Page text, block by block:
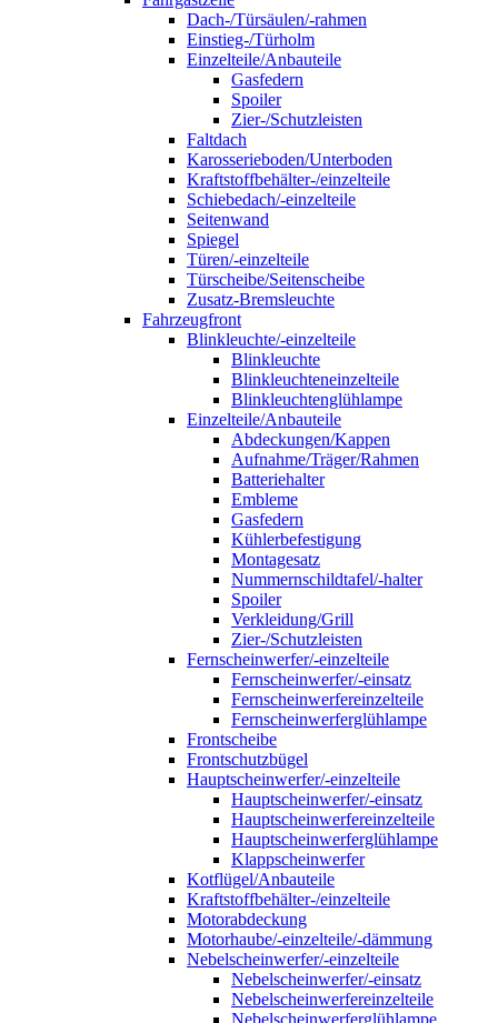
Dach-/Türsäulen/-rahmen
Einstieg-/Türholm
Einzelteile/Anbauteile
Gasfedern
Spoiler
Zier-/Schutzleisten
Faltdach
Karosserieboden/Unterboden
Kraftstoffbehälter-/einzelteile
Schiebedach/-einzelteile
Seitenwand
Spiegel
Türen/-einzelteile
Türscheibe/Seitenscheibe
Zusatz-Bremsleuchte
Fahrzeugfront
Blinkleuchte/-einzelteile
Blinkleuchte
Blinkleuchteneinzelteile
Blinkleuchtenglühlampe
Einzelteile/Anbauteile
Abdeckungen/Kappen
Aufnahme/Träger/Rahmen
Batteriehalter
Embleme
Gasfedern
Kühlerbefestigung
Montagesatz
Nummernschildtafel/-halter
Spoiler
Verkleidung/Grill
Zier-/Schutzleisten
Fernscheinwerfer/-einzelteile
Fernscheinwerfer/-einsatz
Fernscheinwerfereinzelteile
Fernscheinwerferglühlampe
Frontscheibe
Frontschutzbügel
Hauptscheinwerfer/-einzelteile
Hauptscheinwerfer/-einsatz
Hauptscheinwerfereinzelteile
Hauptscheinwerferglühlampe
Klappscheinwerfer
Kotflügel/Anbauteile
Kraftstoffbehälter-/einzelteile
Motorabdeckung
Motorhaube/-einzelteile/-dämmung
Nebelscheinwerfer/-einzelteile
Nebelscheinwerfer/-einsatz
Nebelscheinwerfereinzelteile
Nebelscheinwerferglühlampe